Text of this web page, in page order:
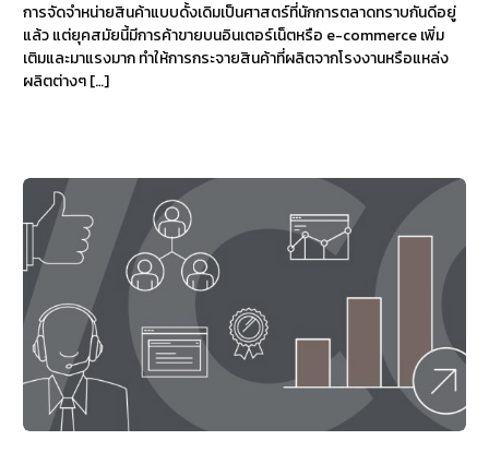
การจัดจำหน่ายสินค้าแบบดั้งเดิมเป็นศาสตร์ที่นักการตลาดทราบกันดีอยู่
แล้ว แต่ยุคสมัยนี้มีการค้าขายบนอินเตอร์เน็ตหรือ e-commerce เพิ่ม
เติมและมาแรงมาก ทำให้การกระจายสินค้าที่ผลิตจากโรงงานหรือแหล่ง
ผลิตต่างๆ […]